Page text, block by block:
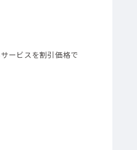
ービスを割引価格で